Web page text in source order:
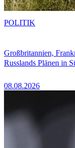
Großbritannien,
Russlands Plänen in
08.08.2026
POLITIK